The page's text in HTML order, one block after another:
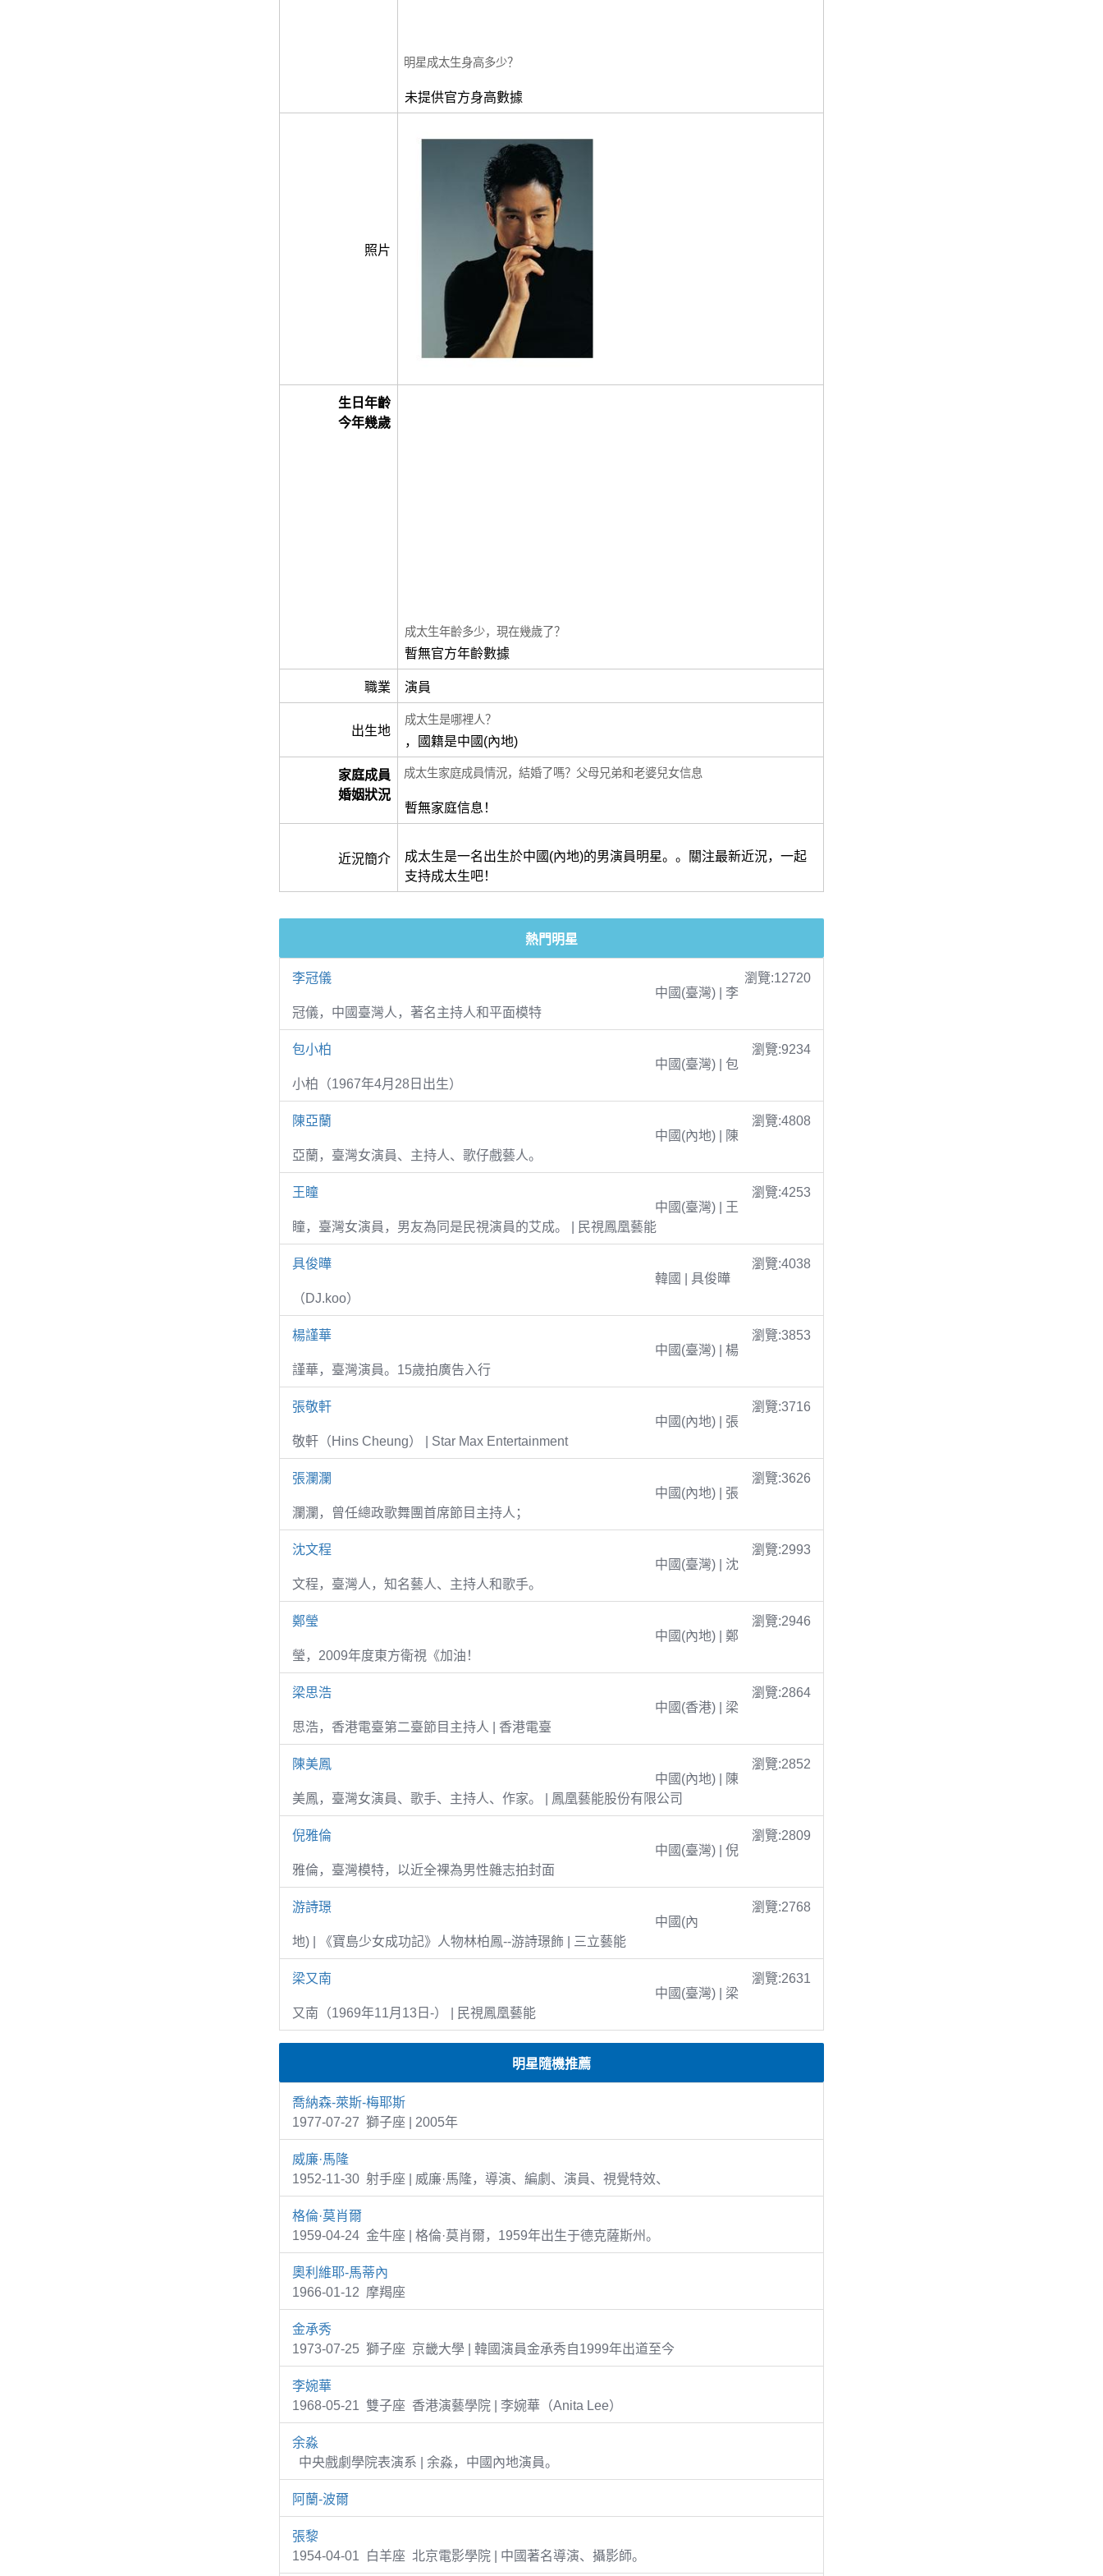
明星成太生身高多少？
未提供官方身高數據
照片
生日年齡
今年幾歲
成太生年齡多少，現在幾歲了？
暫無官方年齡數據
職業 演員
出生地
成太生是哪裡人？
，國籍是中國(內地)
家庭成員
婚姻狀況
成太生家庭成員情況，結婚了嗎？父母兄弟和老婆兒女信息
暫無家庭信息！
近況簡介
成太生是一名出生於中國(內地)的男演員明星。。關注最新近況，一起
支持成太生吧！
熱門明星
李冠儀
瀏覽:12720
中國(臺灣) | 李
冠儀，中國臺灣人，著名主持人和平面模特
包小柏
瀏覽:9234
中國(臺灣) | 包
小柏（1967年4月28日出生）
陳亞蘭
瀏覽:4808
中國(內地) | 陳
亞蘭，臺灣女演員、主持人、歌仔戲藝人。
王瞳
瀏覽:4253
中國(臺灣) | 王
瞳，臺灣女演員，男友為同是民視演員的艾成。 | 民視鳳凰藝能
具俊曄
瀏覽:4038
韓國 | 具俊曄
（DJ.koo）
楊謹華
瀏覽:3853
中國(臺灣) | 楊
謹華，臺灣演員。15歲拍廣告入行
張敬軒
瀏覽:3716
中國(內地) | 張
敬軒（Hins Cheung） | Star Max Entertainment
張瀾瀾
瀏覽:3626
中國(內地) | 張
瀾瀾，曾任總政歌舞團首席節目主持人；
沈文程
瀏覽:2993
中國(臺灣) | 沈
文程，臺灣人，知名藝人、主持人和歌手。
鄭瑩
瀏覽:2946
中國(內地) | 鄭
瑩，2009年度東方衛視《加油！
梁思浩
瀏覽:2864
中國(香港) | 梁
思浩，香港電臺第二臺節目主持人 | 香港電臺
陳美鳳
瀏覽:2852
中國(內地) | 陳
美鳳，臺灣女演員、歌手、主持人、作家。 | 鳳凰藝能股份有限公司
倪雅倫
瀏覽:2809
中國(臺灣) | 倪
雅倫，臺灣模特，以近全裸為男性雜志拍封面
游詩璟
瀏覽:2768
中國(內
地) | 《寶島少女成功記》人物林柏鳳--游詩璟飾 | 三立藝能
梁又南
瀏覽:2631
中國(臺灣) | 梁
又南（1969年11月13日-） | 民視鳳凰藝能
明星隨機推薦
喬納森-萊斯-梅耶斯
1977-07-27 獅子座 | 2005年
威廉·馬隆
1952-11-30 射手座 | 威廉·馬隆，導演、編劇、演員、視覺特效、
格倫·莫肖爾
1959-04-24 金牛座 | 格倫·莫肖爾，1959年出生于德克薩斯州。
奧利維耶-馬蒂內
1966-01-12 摩羯座
金承秀
1973-07-25 獅子座 京畿大學 | 韓國演員金承秀自1999年出道至今
李婉華
1968-05-21 雙子座 香港演藝學院 | 李婉華（Anita Lee）
余淼
中央戲劇學院表演系 | 余淼，中國內地演員。
阿蘭-波爾
張黎
1954-04-01 白羊座 北京電影學院 | 中國著名導演、攝影師。